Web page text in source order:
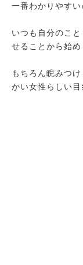
一番わかりやすい
いつも自分のこ
せることから始め
もちろん睨みつ
かい女性らしい目